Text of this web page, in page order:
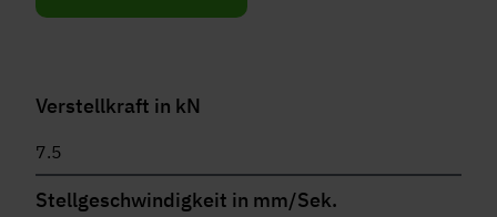
Verstellkraft in kN
Stellgeschwindigkeit in mm/Sek.